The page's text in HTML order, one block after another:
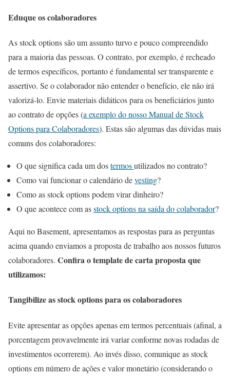
Eduque os colaboradores
As stock options são um assunto turvo e pouco compreendido
para a maioria das pessoas. O contrato, por exemplo, é recheado
de termos específicos, portanto é fundamental ser transparente e
assertivo. Se o colaborador não entender o benefício, ele não irá
valorizá-lo. Envie materiais didáticos para os beneficiários junto
ao contrato de opções (a exemplo do nosso Manual de Stock
Options para Colaboradores). Estas são algumas das dúvidas mais
comuns dos colaboradores:
O que significa cada um dostermosutilizados no contrato?
Como vai funcionar o calendário devesting?
Como as stock options podem virar dinheiro?
O que acontece com asstock options na saída do colaborador?
Aqui no Basement, apresentamos as respostas para as perguntas
acima quando enviamos a proposta de trabalho aos nossos futuros
colaboradores. Confira o template de carta proposta que
utilizamos:
Tangibilize as stock options para os colaboradores
Evite apresentar as opções apenas em termos percentuais (afinal, a
porcentagem provavelmente irá variar conforme novas rodadas de
investimentos ocorrerem). Ao invés disso, comunique as stock
options em número de ações e valor monetário (considerando o